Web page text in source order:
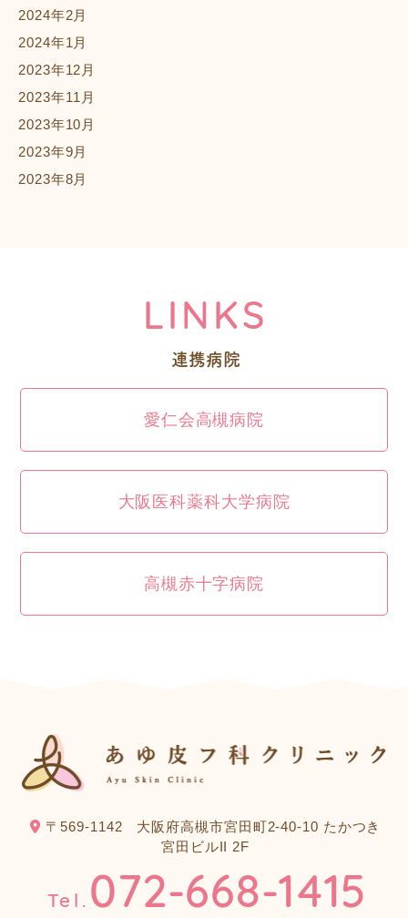
2024年2月
2024年1月
2023年12月
2023年11月
2023年10月
2023年9月
2023年8月
LINKS
連携病院
愛仁会高槻病院
大阪医科薬科大学病院
高槻赤十字病院
〒569-1142 大阪府高槻市宮田町2-40-10 たかつき
宮田ビルII 2F
Tel. 072-668-1415